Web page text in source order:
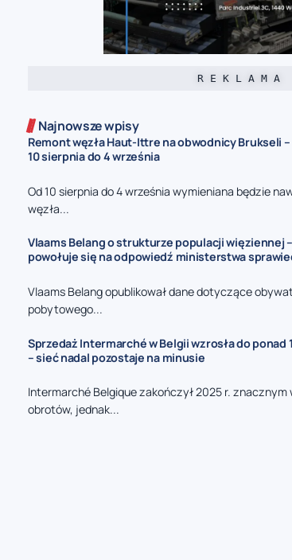
R E K L A M A
Najnowsze wpisy
Remont węzła Haut-Ittre na obwodnicy Brukseli
10 sierpnia do 4 września
Od 10 sierpnia do 4 września wymieniana będzie
węzła...
Vlaams Belang o strukturze populacji więziennej
powołuje się na odpowiedź ministerstwa
Vlaams Belang opublikował dane dotyczące
pobytowego...
Sprzedaż Intermarché w Belgii wzrosła do ponad
– sieć nadal pozostaje na minusie
Intermarché Belgique zakończył 2025 r.
obrotów, jednak...